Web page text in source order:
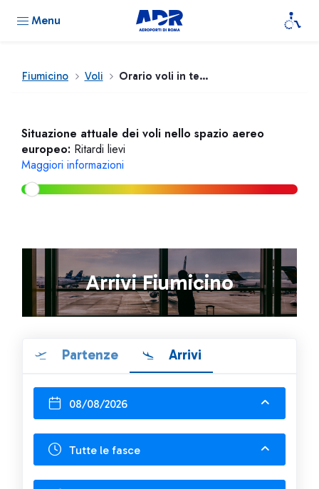
Menu
Fiumicino Voli Orario voli in tempo reale
Situazione attuale dei voli nello spazio aereo
europeo: Ritardi lievi
Maggiori informazioni
Arrivi Fiumicino
Partenze Arrivi
08/08/2026
Tutte le fasce